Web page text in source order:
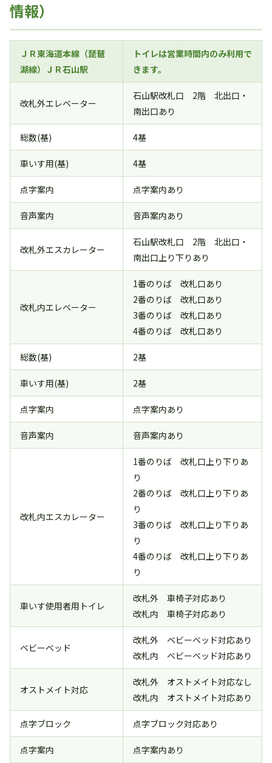
情報）
ＪＲ東海道本線（琵琶
湖線）ＪＲ石山駅
トイレは営業時間内のみ利用で
きます。
改札外エレベーター
石山駅改札口 2階 北出口・
南出口あり
総数(基) 4基
車いす用(基) 4基
点字案内 点字案内あり
音声案内 音声案内あり
改札外エスカレーター
石山駅改札口 2階 北出口・
南出口上り下りあり
改札内エレベーター
1番のりば 改札口あり
2番のりば 改札口あり
3番のりば 改札口あり
4番のりば 改札口あり
総数(基) 2基
車いす用(基) 2基
点字案内 点字案内あり
音声案内 音声案内あり
改札内エスカレーター
1番のりば 改札口上り下りあ
り
2番のりば 改札口上り下りあ
り
3番のりば 改札口上り下りあ
り
4番のりば 改札口上り下りあ
り
車いす使用者用トイレ
改札外 車椅子対応あり
改札内 車椅子対応あり
ベビーベッド
改札外 ベビーベッド対応あり
改札内 ベビーベッド対応あり
オストメイト対応
改札外 オストメイト対応なし
改札内 オストメイト対応あり
点字ブロック 点字ブロック対応あり
点字案内 点字案内あり